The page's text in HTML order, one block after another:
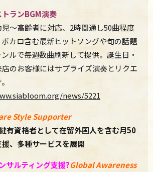
ランBGM演奏
〜高齢者に対応、2時間通し50曲程度
カロ含む最新ヒットソングや旬の話題
ルで毎週数曲刷新して提供。誕生日・
のお客様にはサプライズ演奏とリクエ
news/5221
Style Supporter
有資格者として在留外国人を含む月50
、多種サービスを展開
サルティング支援?Global Awareness